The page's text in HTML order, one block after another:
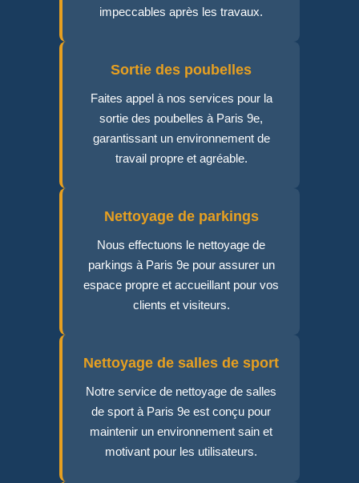
impeccables après les travaux.
Sortie des poubelles
Faites appel à nos services pour la
sortie des poubelles à Paris 9e,
garantissant un environnement de
travail propre et agréable.
Nettoyage de parkings
Nous effectuons le nettoyage de
parkings à Paris 9e pour assurer un
espace propre et accueillant pour vos
clients et visiteurs.
Nettoyage de salles de sport
Notre service de nettoyage de salles
de sport à Paris 9e est conçu pour
maintenir un environnement sain et
motivant pour les utilisateurs.